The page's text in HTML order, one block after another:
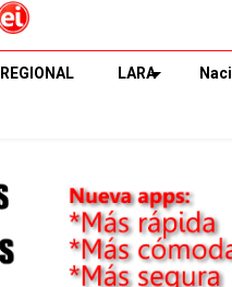
REGIONAL LARA